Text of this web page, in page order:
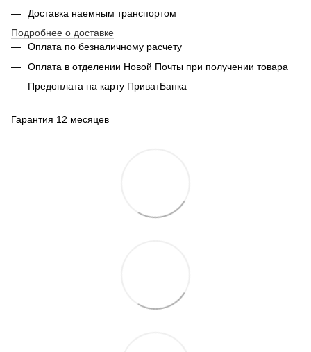
Доставка наемным транспортом
Подробнее о доставке
Оплата по безналичному расчету
Оплата в отделении Новой Почты при получении товара
Предоплата на карту ПриватБанка
Гарантия 12 месяцев